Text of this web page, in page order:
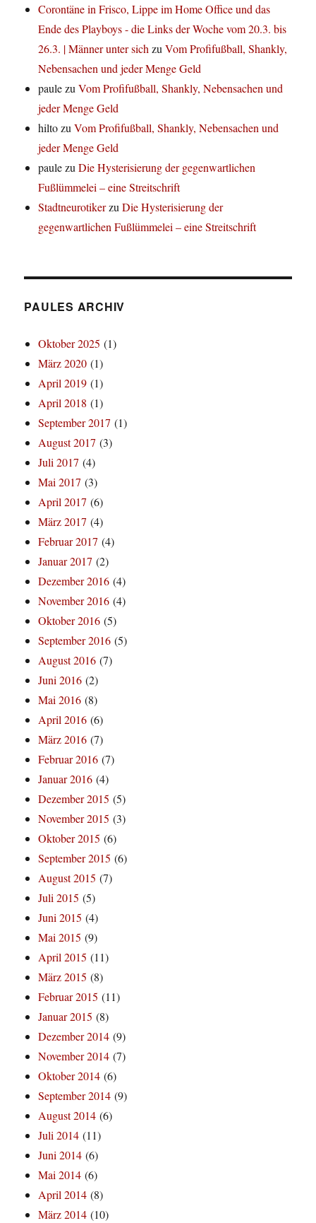
Corontäne in Frisco, Lippe im Home Office und das
Ende des Playboys - die Links der Woche vom 20.3. bis
26.3. | Männer unter sichzuVom Profifußball, Shankly,
Nebensachen und jeder Menge Geld
paulezuVom Profifußball, Shankly, Nebensachen und
jeder Menge Geld
hiltozuVom Profifußball, Shankly, Nebensachen und
jeder Menge Geld
paulezuDie Hysterisierung der gegenwartlichen
Fußlümmelei – eine Streitschrift
StadtneurotikerzuDie Hysterisierung der
gegenwartlichen Fußlümmelei – eine Streitschrift
PAULES ARCHIV
Oktober 2025 (1)
März 2020 (1)
April 2019 (1)
April 2018 (1)
September 2017 (1)
August 2017 (3)
Juli 2017 (4)
Mai 2017 (3)
April 2017 (6)
März 2017 (4)
Februar 2017 (4)
Januar 2017 (2)
Dezember 2016 (4)
November 2016 (4)
Oktober 2016 (5)
September 2016 (5)
August 2016 (7)
Juni 2016 (2)
Mai 2016 (8)
April 2016 (6)
März 2016 (7)
Februar 2016 (7)
Januar 2016 (4)
Dezember 2015 (5)
November 2015 (3)
Oktober 2015 (6)
September 2015 (6)
August 2015 (7)
Juli 2015 (5)
Juni 2015 (4)
Mai 2015 (9)
April 2015 (11)
März 2015 (8)
Februar 2015 (11)
Januar 2015 (8)
Dezember 2014 (9)
November 2014 (7)
Oktober 2014 (6)
September 2014 (9)
August 2014 (6)
Juli 2014 (11)
Juni 2014 (6)
Mai 2014 (6)
April 2014 (8)
März 2014 (10)